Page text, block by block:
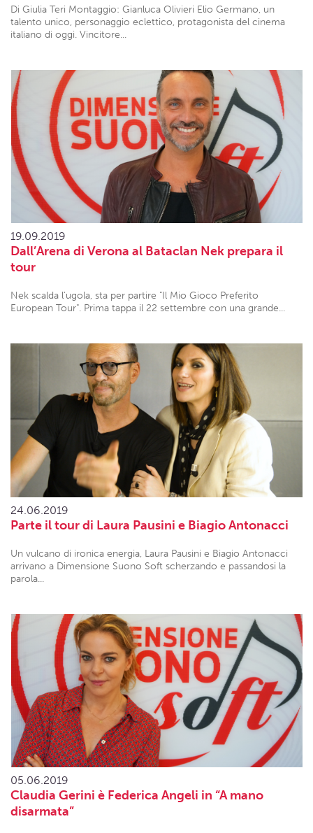
Di Giulia Teri Montaggio: Gianluca Olivieri Elio Germano, un
talento unico, personaggio eclettico, protagonista del cinema
italiano di oggi. Vincitore...
19.09.2019
Dall’Arena di Verona al Bataclan Nek prepara il
tour
Nek scalda l'ugola, sta per partire "Il Mio Gioco Preferito
European Tour". Prima tappa il 22 settembre con una grande...
24.06.2019
Parte il tour di Laura Pausini e Biagio Antonacci
Un vulcano di ironica energia, Laura Pausini e Biagio Antonacci
arrivano a Dimensione Suono Soft scherzando e passandosi la
parola...
05.06.2019
Claudia Gerini è Federica Angeli in “A mano
disarmata”